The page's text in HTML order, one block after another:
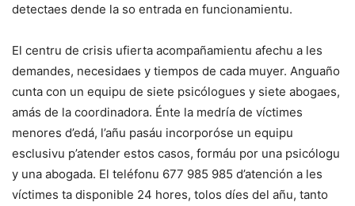
detectaes dende la so entrada en funcionamientu.
El centru de crisis ufierta acompañamientu afechu a les
demandes, necesidaes y tiempos de cada muyer. Anguaño
cunta con un equipu de siete psicólogues y siete abogaes,
amás de la coordinadora. Énte la medría de víctimes
menores d’edá, l’añu pasáu incorporóse un equipu
esclusivu p’atender estos casos, formáu por una psicólogu
y una abogada. El teléfonu 677 985 985 d’atención a les
víctimes ta disponible 24 hores, tolos díes del añu, tanto